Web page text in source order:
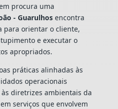
procura uma
- Guarulhosencontra
para orientar o cliente,
e executar o
apropriados.
práticas alinhadas às
operacionais
diretrizes ambientais da
serviços que envolvem